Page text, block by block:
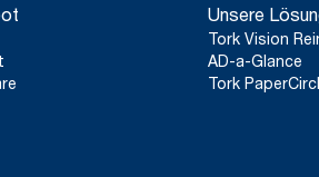
Unsere
Tork Vision
AD-a-Glance
Tork